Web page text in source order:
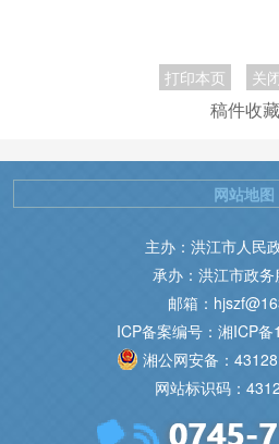
打印本页 关
稿件收藏
主办：洪江市人民
承办：洪江市政
邮箱：
ICP备案编号：湘ICP
湘公网安备：
网站标识码：
网站地图